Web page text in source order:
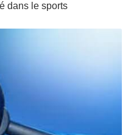
dans le sports